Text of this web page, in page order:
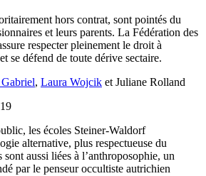
hors contrat, sont pointés du
et leurs parents. La Fédération des
respecter pleinement le droit à
se défend de toute dérive sectaire.
, Laura Wojcik et Juliane Rolland
les écoles Steiner-Waldorf
alternative, plus respectueuse du
aussi liées à l’anthroposophie, un
par le penseur occultiste autrichien